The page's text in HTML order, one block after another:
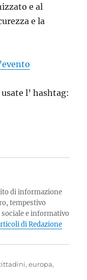
e al
e la
l’ hashtag:
di informazione
tempestivo
e informativo
di Redazione
,europa,